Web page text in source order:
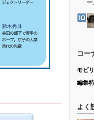
コー
モビ
編集
よく